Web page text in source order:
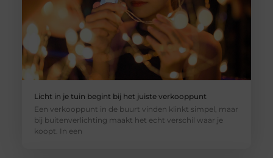
Licht in je tuin begint bij het juiste verkooppunt
Een verkooppunt in de buurt vinden klinkt simpel, maar
bij buitenverlichting maakt het echt verschil waar je
koopt. In een